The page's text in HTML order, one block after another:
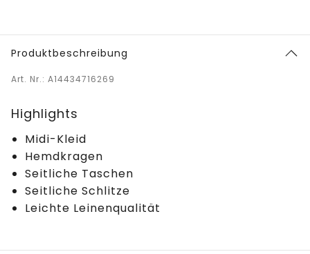
Produktbeschreibung
Art. Nr.: A14434716269
Highlights
Midi-Kleid
Hemdkragen
Seitliche Taschen
Seitliche Schlitze
Leichte Leinenqualität